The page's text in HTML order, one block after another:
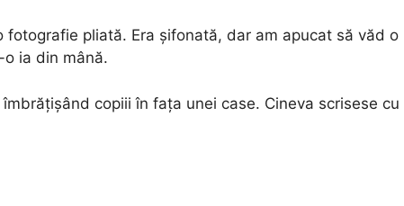
pliată. Era șifonată, dar am apucat să văd o
ia din mână.
copiii în fața unei case. Cineva scrisese cu